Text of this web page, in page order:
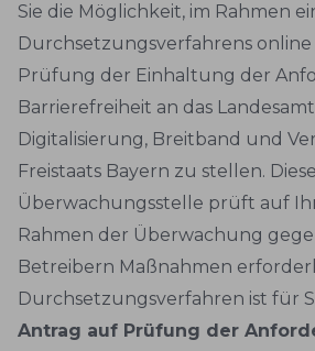
Sie die Möglichkeit, im Rahmen
Durchsetzungsverfahrens
Prüfung der Einhaltung der
Barrierefreiheit an das
Digitalisierung, Breitband und
Freistaats Bayern zu stellen. Diese
Überwachungsstelle prüft auf
Rahmen der Überwachung
Betreibern Maßnahmen
Durchsetzungsverfahren ist für
Antrag auf Prüfung der